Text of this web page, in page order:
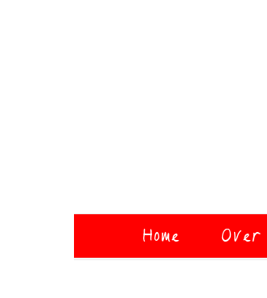
Home Over